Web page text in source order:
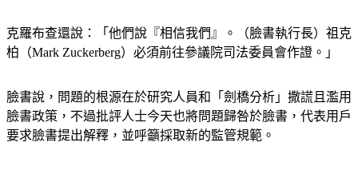
克羅布查還說：「他們說『相信我們』。（臉書執行長）祖克
柏（Mark Zuckerberg）必須前往參議院司法委員會作證。」
臉書說，問題的根源在於研究人員和「劍橋分析」撒謊且濫用
臉書政策，不過批評人士今天也將問題歸咎於臉書，代表用戶
要求臉書提出解釋，並呼籲採取新的監管規範。